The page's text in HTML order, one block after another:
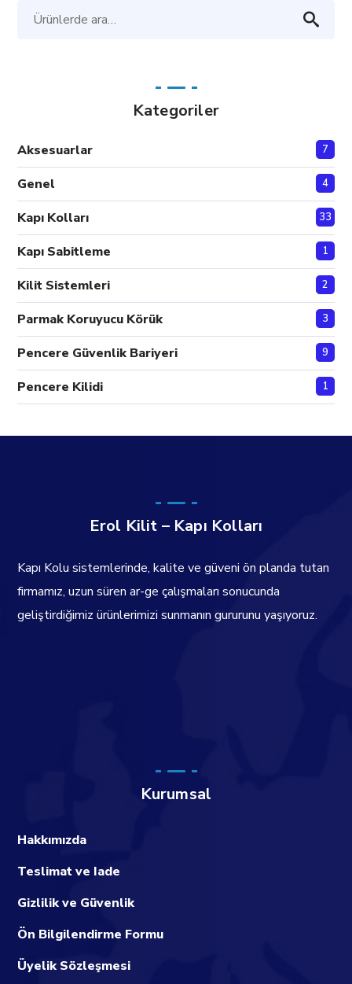
Kategoriler
Aksesuarlar 7
Genel 4
Kapı Kolları 33
Kapı Sabitleme 1
Kilit Sistemleri 2
Parmak Koruyucu Körük 3
Pencere Güvenlik Bariyeri 9
Pencere Kilidi 1
Erol Kilit – Kapı Kolları
Kapı Kolu sistemlerinde, kalite ve güveni ön planda tutan
firmamız, uzun süren ar-ge çalışmaları sonucunda
geliştirdiğimiz ürünlerimizi sunmanın gururunu yaşıyoruz.
Kurumsal
Hakkımızda
Teslimat ve Iade
Gizlilik ve Güvenlik
Ön Bilgilendirme Formu
Üyelik Sözleşmesi